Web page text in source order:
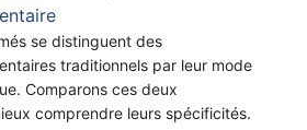
se distinguent des
traditionnels par leur mode
Comparons ces deux
comprendre leurs spécificités.